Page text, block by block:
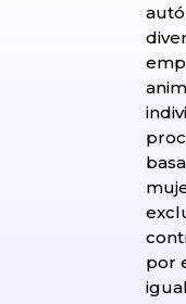
por